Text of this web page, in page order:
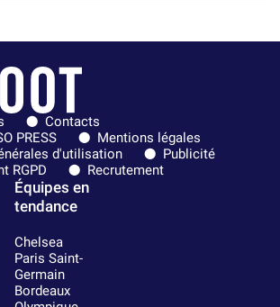
Contacts
PRESS
Mentions légales
d'utilisation
Publicité
RGPD
Recrutement
Équipes en
tendance
Chelsea
Paris Saint-
Germain
Bordeaux